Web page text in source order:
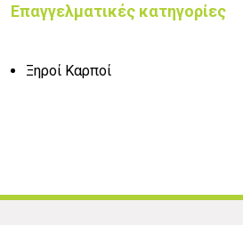
Επαγγελματικές κατηγορίες
Ξηροί Καρποί